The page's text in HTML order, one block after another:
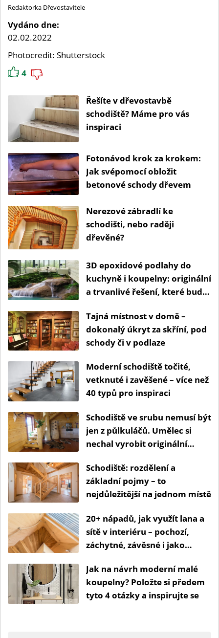
Redaktorka Dřevostavitele
Vydáno dne:
02.02.2022
Photocredit: Shutterstock
4
Řešíte v dřevostavbě
schodiště? Máme pro vás
inspiraci
Fotonávod krok za krokem:
Jak svépomocí obložit
betonové schody dřevem
Nerezové zábradlí ke
schodišti, nebo raději
dřevěné?
3D epoxidové podlahy do
kuchyně i koupelny: originální
a trvanlivé řešení, které budí
Tajná místnost v domě –
dokonalý úkryt za skříní, pod
schody či v podlaze
Moderní schodiště točité,
vetknuté i zavěšené – více než
40 typů pro inspiraci
Schodiště ve srubu nemusí být
jen z půlkuláčů. Umělec si
nechal vyrobit originální
Schodiště: rozdělení a
základní pojmy – to
nejdůležitější na jednom místě
20+ nápadů, jak využít lana a
sítě v interiéru – pochozí,
záchytné, závěsné i jako
Jak na návrh moderní malé
koupelny? Položte si předem
tyto 4 otázky a inspirujte se